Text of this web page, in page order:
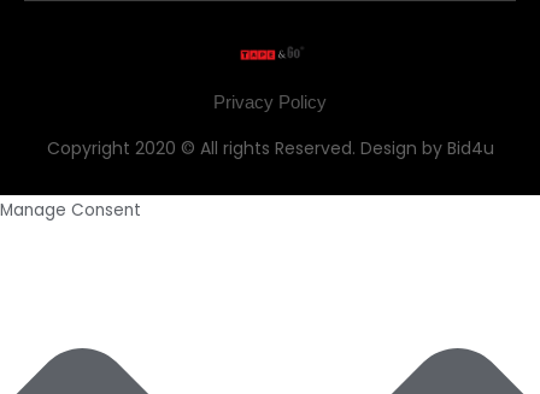
Privacy Policy
Copyright 2020 © All rights Reserved. Design by Bid4u
Manage Consent